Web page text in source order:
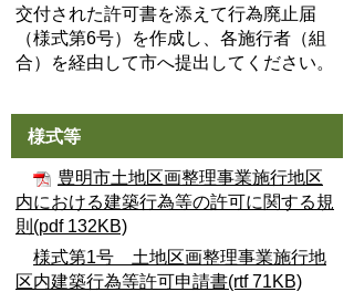
交付された許可書を添えて行為廃止届
（様式第6号）を作成し、各施行者（組
合）を経由して市へ提出してください。
様式等
豊明市土地区画整理事業施行地区
内における建築行為等の許可に関する規
則(pdf 132KB)
様式第1号 土地区画整理事業施行地
区内建築行為等許可申請書(rtf 71KB)